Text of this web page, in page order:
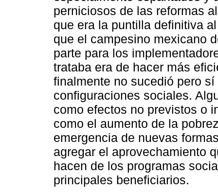
perniciosos de las reformas
que era la puntilla definitiva
que el campesino mexicano
parte para los
trataba era de hacer más
finalmente no sucedió pero
configuraciones sociales.
como efectos no previstos o
como el aumento de la
emergencia de nuevas
agregar el aprovechamiento
hacen de los programas
principales beneficiarios.